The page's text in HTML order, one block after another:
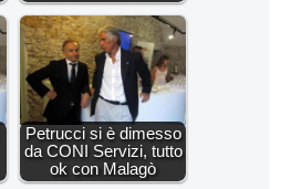
Petrucci si è dimesso
da CONI Servizi, tutto
ok con Malagò